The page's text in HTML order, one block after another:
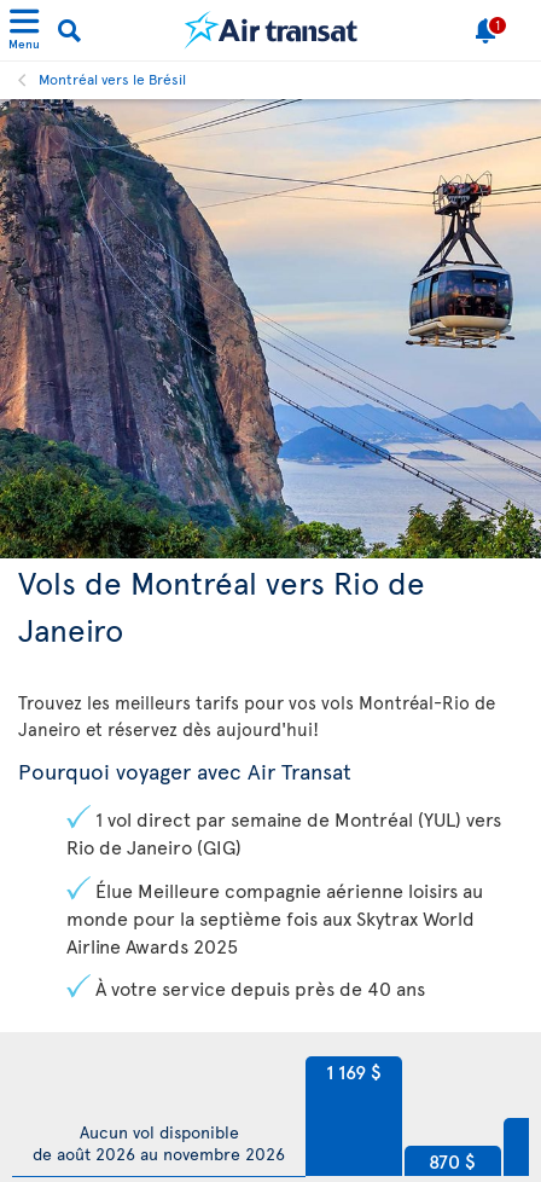
Menu
1
Montréal vers le Brésil
Vols de Montréal vers Rio de
Janeiro
Trouvez les meilleurs tarifs pour vos vols Montréal-Rio de
Janeiro et réservez dès aujourd'hui!
Pourquoi voyager avec Air Transat
1 vol direct par semaine de Montréal (YUL) vers
Rio de Janeiro (GIG)
Élue Meilleure compagnie aérienne loisirs au
monde pour la septième fois aux Skytrax World
Airline Awards 2025
À votre service depuis près de 40 ans
Aucun vol disponible
de août 2026 au novembre 2026
1 169 $
870 $